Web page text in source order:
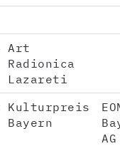
Art
Radionica
Lazareti
Kulturpreis
Bayern
AG